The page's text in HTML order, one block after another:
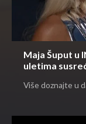
Maja Šuput u
uletima
Više doznajte u